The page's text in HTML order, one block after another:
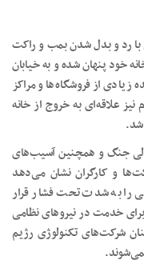
رد و بدل شدن بمب و راکت
خود پنهان شده و به خیابان
از فروشگاه‌ها و مراکز
علاقه‌ای به خروج از خانه
مالی جنگ و همچنین آسیب‌های
و کارگران نشان می‌دهد
را به شدت تحت فشار قرار
۳۶هزار نفر را برای خدمت در نیروهای نظامی
شرکت‌های تکنولوژی رژیم